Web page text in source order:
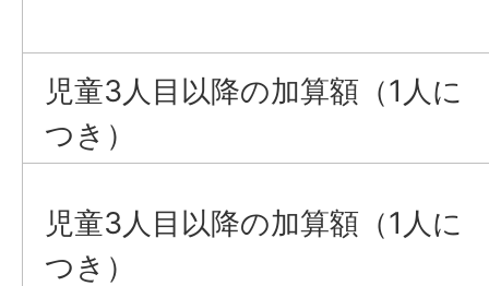
児童3人目以降の加算額（1人に
つき）
児童3人目以降の加算額（1人に
つき）